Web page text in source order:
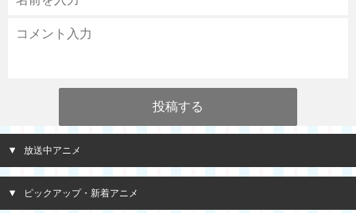
放送中アニメ
ピックアップ・新着アニメ